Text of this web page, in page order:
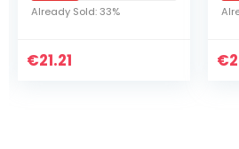
Already Sold: 33%
€21.21 €